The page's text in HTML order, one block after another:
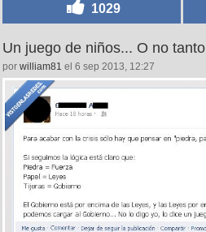
1029
Un juego de niños... O no tanto
por william81 el 6 sep 2013, 12:27